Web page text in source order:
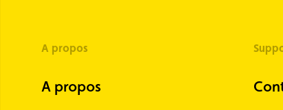
A propos
A propos